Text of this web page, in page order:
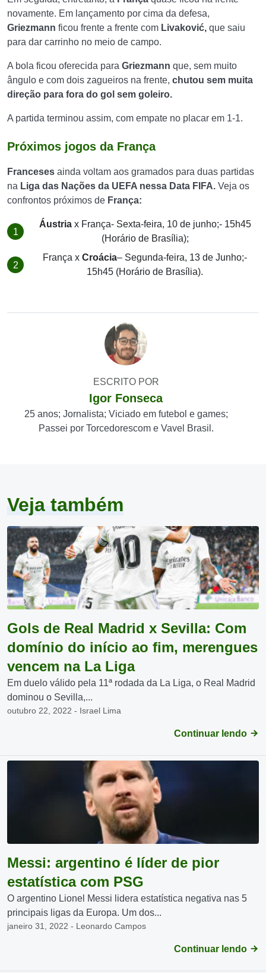
novamente. Em lançamento por cima da defesa,
Griezmann ficou frente a frente com Livaković, que saiu
para dar carrinho no meio de campo.
A bola ficou oferecida para Griezmann que, sem muito
ângulo e com dois zagueiros na frente, chutou sem muita
direção para fora do gol sem goleiro.
A partida terminou assim, com empate no placar em 1-1.
Próximos jogos da França
Franceses ainda voltam aos gramados para duas partidas
na Liga das Nações da UEFA nessa Data FIFA. Veja os
confrontos próximos de França:
Áustria x França- Sexta-feira, 10 de junho;- 15h45
(Horário de Brasília);
França x Croácia– Segunda-feira, 13 de Junho;-
15h45 (Horário de Brasília).
ESCRITO POR
Igor Fonseca
25 anos; Jornalista; Viciado em futebol e games;
Passei por Torcedorescom e Vavel Brasil.
Veja também
Gols de Real Madrid x Sevilla: Com
domínio do início ao fim, merengues
vencem na La Liga
Em duelo válido pela 11ª rodada da La Liga, o Real Madrid
dominou o Sevilla,...
outubro 22, 2022 - Israel Lima
Continuar lendo
Messi: argentino é líder de pior
estatística com PSG
O argentino Lionel Messi lidera estatística negativa nas 5
principais ligas da Europa. Um dos...
janeiro 31, 2022 - Leonardo Campos
Continuar lendo